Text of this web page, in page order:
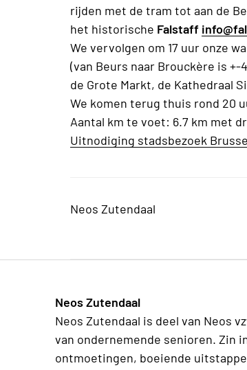
rijden met de tram tot aan de
het historische Falstaff
We vervolgen om 17 uur onze
(van Beurs naar Brouckère is
de Grote Markt, de Kathedraal
We komen terug thuis rond 20
Aantal km te voet: 6.7 km met
Uitnodiging stadsbezoek
Neos Zutendaal
Neos Zutendaal
Neos Zutendaal is deel van Neos
van ondernemende senioren. Zin
ontmoetingen, boeiende